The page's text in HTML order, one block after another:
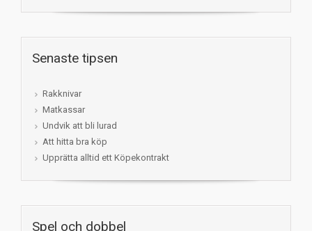
Senaste tipsen
Rakknivar
Matkassar
Undvik att bli lurad
Att hitta bra köp
Upprätta alltid ett Köpekontrakt
Spel och dobbel